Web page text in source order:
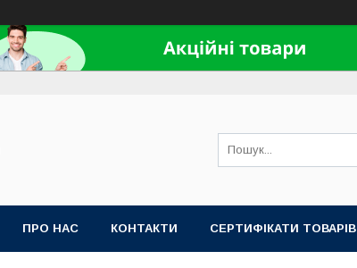
ПРО НАС КОНТАКТИ СЕРТИФІКАТИ ТОВАРІВ